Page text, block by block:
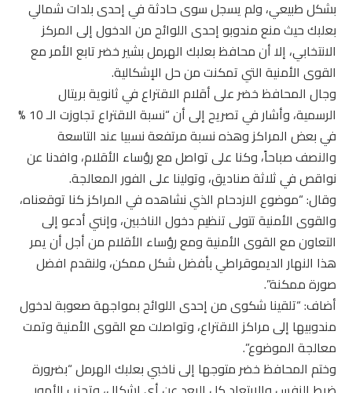
بشكل طبيعي، ولم يسجل سوى حادثة في إحدى بلدات شمالي
بعلبك حيث منع مندوبو إحدى اللوائح من الدخول إلى المركز
الانتخابي، إلا أن محافظ بعلبك الهرمل بشير خضر تابع الأمر مع
القوى الأمنية التي تمكنت من حل الإشكالية.
وجال المحافظ خضر على أقلام الاقتراع في ثانوية بريتال
الرسمية، وأشار في تصريح إلى أن “نسبة الاقتراع تجاوزت الـ 10 %
في بعض المراكز وهذه نسبة مرتفعة نسبيا عند التاسعة
والنصف صباحاً، وكنا على تواصل مع رؤساء الأقلام، وافدنا عن
نواقص في ثلاثة صناديق، وتولينا على الفور المعالجة.
وقال: “موضوع الازدحام الذي نشاهده في المراكز كنا توقعناه،
والقوى الأمنية تتولى تنظيم دخول الناخبين، وإنني أدعو إلى
التعاون مع القوى الأمنية ومع رؤساء الأقلام من أجل أن يمر
هذا النهار الديموقراطي بأفضل شكل ممكن، ولنقدم افضل
صورة ممكنة”.
أضاف: “تلقينا شكوى من إحدى اللوائح بمواجهة صعوبة لدخول
مندوبيها إلى مراكز الاقتراع، وتواصلت مع القوى الأمنية وتمت
معالجة الموضوع”.
وختم المحافظ خضر متوجها إلى ناخبي بعلبك الهرمل “بضرورة